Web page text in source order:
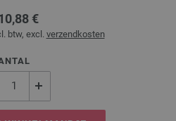
€
btw, excl. verzendkosten